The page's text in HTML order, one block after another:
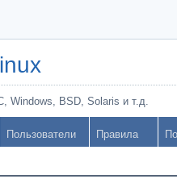
Windows, BSD, Solaris и т.д.
Пользователи Правила